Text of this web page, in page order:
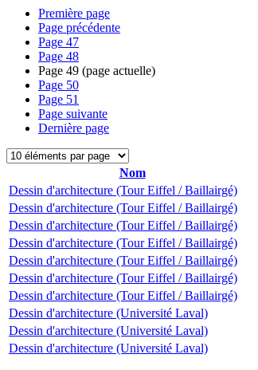
Première page
Page précédente
Page 47
Page 48
Page 49 (page actuelle)
Page 50
Page 51
Page suivante
Dernière page
Nom
Dessin d'architecture (Tour Eiffel / Baillairgé)
Dessin d'architecture (Tour Eiffel / Baillairgé)
Dessin d'architecture (Tour Eiffel / Baillairgé)
Dessin d'architecture (Tour Eiffel / Baillairgé)
Dessin d'architecture (Tour Eiffel / Baillairgé)
Dessin d'architecture (Tour Eiffel / Baillairgé)
Dessin d'architecture (Tour Eiffel / Baillairgé)
Dessin d'architecture (Université Laval)
Dessin d'architecture (Université Laval)
Dessin d'architecture (Université Laval)